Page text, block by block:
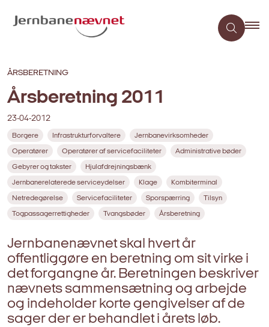
ÅRSBERETNING
Årsberetning 2011
23-04-2012
Borgere Infrastrukturforvaltere Jernbanevirksomheder
Operatører Operatører af servicefaciliteter Administrative bøder
Gebyrer og takster Hjulafdrejningsbænk
Jernbanerelaterede serviceydelser Klage Kombiterminal
Netredegørelse Servicefaciliteter Sporspærring Tilsyn
Togpassagerrettigheder Tvangsbøder Årsberetning
Jernbanenævnet skal hvert år
offentliggøre en beretning om sit virke i
det forgangne år. Beretningen beskriver
nævnets sammensætning og arbejde
og indeholder korte gengivelser af de
sager der er behandlet i årets løb.